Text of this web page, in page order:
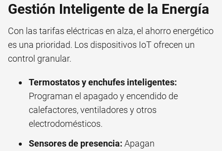
Gestión Inteligente de la Energía
Con las tarifas eléctricas en alza, el ahorro energético
es una prioridad. Los dispositivos IoT ofrecen un
control granular.
Termostatos y enchufes inteligentes:
Programan el apagado y encendido de
calefactores, ventiladores y otros
electrodomésticos.
Sensores de presencia: Apagan